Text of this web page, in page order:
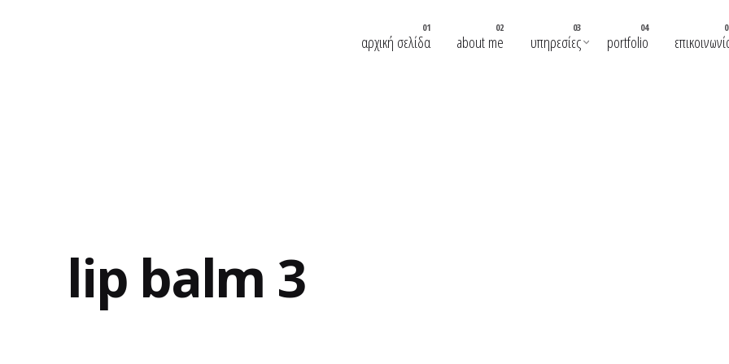
αρχική σελίδα about me υπηρεσίες portfolio
lip balm 3